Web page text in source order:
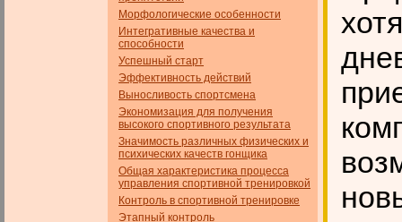
Морфологические особенности
Интегративные качества и
способности
Успешный старт
Эффективность действий
Выносливость спортсмена
Экономизация для получения
высокого спортивного результата
Значимость различных физических и
психических качеств гон­щика
Общая характеристика процесса
управления спортивной тренировкой
Контроль в спортивной тренировке
Этапный контроль